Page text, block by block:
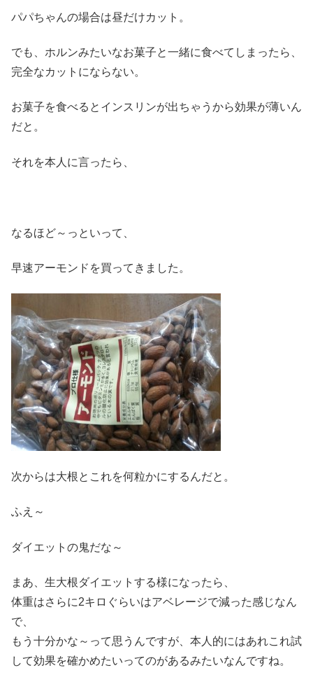
パパちゃんの場合は昼だけカット。
でも、ホルンみたいなお菓子と一緒に食べてしまったら、
完全なカットにならない。
お菓子を食べるとインスリンが出ちゃうから効果が薄いん
だと。
それを本人に言ったら、
なるほど～っといって、
早速アーモンドを買ってきました。
次からは大根とこれを何粒かにするんだと。
ふえ～
ダイエットの鬼だな～
まあ、生大根ダイエットする様になったら、
体重はさらに2キロぐらいはアベレージで減った感じなん
で、
もう十分かな～って思うんですが、本人的にはあれこれ試
して効果を確かめたいってのがあるみたいなんですね。